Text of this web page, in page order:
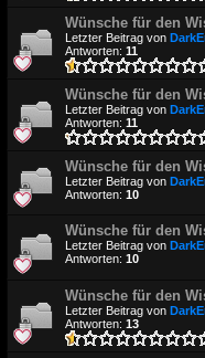
Wünsche für den
Letzter Beitrag von
Antworten: 11
Wünsche für den
Letzter Beitrag von
Antworten: 11
Wünsche für den
Letzter Beitrag von
Antworten: 10
Wünsche für den
Letzter Beitrag von
Antworten: 10
Wünsche für den
Letzter Beitrag von
Antworten: 13